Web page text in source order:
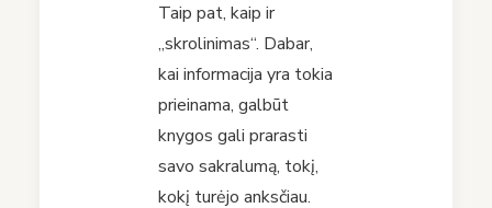
Taip pat, kaip ir
„skrolinimas“. Dabar,
kai informacija yra tokia
prieinama, galbūt
knygos gali prarasti
savo sakralumą, tokį,
kokį turėjo anksčiau.